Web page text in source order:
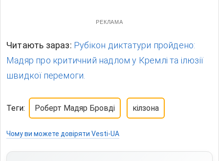
РЕКЛАМА
Читають зараз: Рубікон диктатури пройдено:
Мадяр про критичний надлом у Кремлі та ілюзії
швидкої перемоги.
Теги: Роберт Мадяр Бровді кілзона
Чому ви можете довіряти Vesti-UA